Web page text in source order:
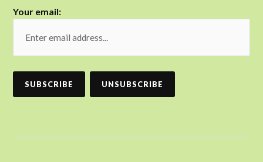
Your email: